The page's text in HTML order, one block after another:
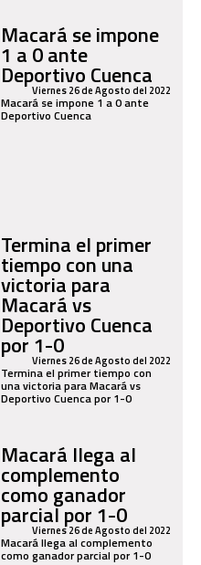
Macará se impone
1 a 0 ante
Deportivo Cuenca
Viernes 26 de Agosto del 2022
Macará se impone 1 a 0 ante
Deportivo Cuenca
Termina el primer
tiempo con una
victoria para
Macará vs
Deportivo Cuenca
por 1-0Viernes 26 de Agosto del 2022
Termina el primer tiempo con
una victoria para Macará vs
Deportivo Cuenca por 1-0
Macará llega al
complemento
como ganador
parcial por 1-0
Viernes 26 de Agosto del 2022
Macará llega al complemento
como ganador parcial por 1-0